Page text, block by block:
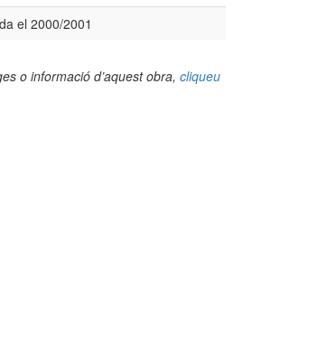
el 2000/2001
o informació d’aquest obra, cliqueu